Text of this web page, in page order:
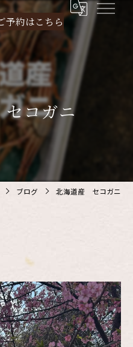
予約はこちら
コガニ
ブログ 北海道産 セコガニ